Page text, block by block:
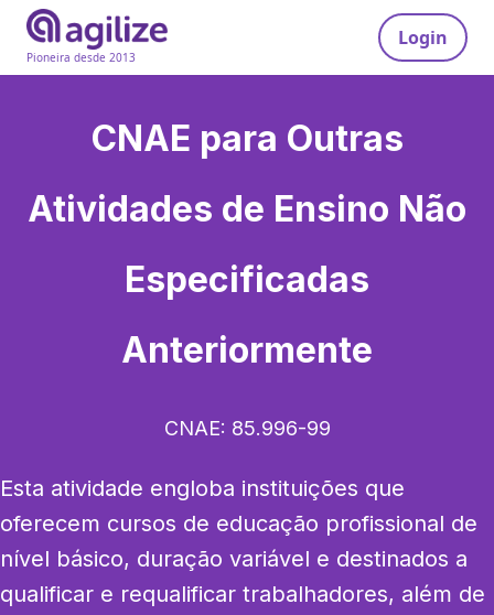
Pioneira desde 2013
Login
CNAE para Outras
Atividades de Ensino Não
Especificadas
Anteriormente
CNAE: 85.996-99
Esta atividade engloba instituições que
oferecem cursos de educação profissional de
nível básico, duração variável e destinados a
qualificar e requalificar trabalhadores, além de